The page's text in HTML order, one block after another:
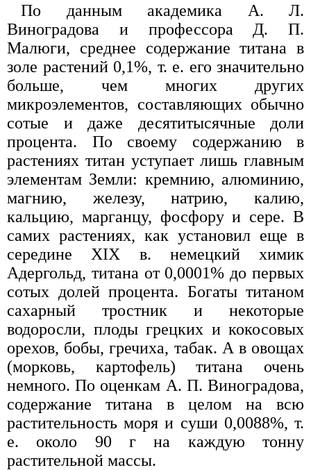
По данным академика А. Л.
Виноградова и профессора Д. П.
Малюги, среднее содержание титана в
золе растений 0,1%, т. е. его значительно
больше, чем многих других
микроэлементов, составляющих обычно
сотые и даже десятитысячные доли
процента. По своему содержанию в
растениях титан уступает лишь главным
элементам Земли: кремнию, алюминию,
магнию, железу, натрию, калию,
кальцию, марганцу, фосфору и сере. В
самих растениях, как установил еще в
середине XIX в. немецкий химик
Адергольд, титана от 0,0001% до первых
сотых долей процента. Богаты титаном
сахарный тростник и некоторые
водоросли, плоды грецких и кокосовых
орехов, бобы, гречиха, табак. А в овощах
(морковь, картофель) титана очень
немного. По оценкам А. П. Виноградова,
содержание титана в целом на всю
растительность моря и суши 0,0088%, т.
е. около 90 г на каждую тонну
растительной массы.